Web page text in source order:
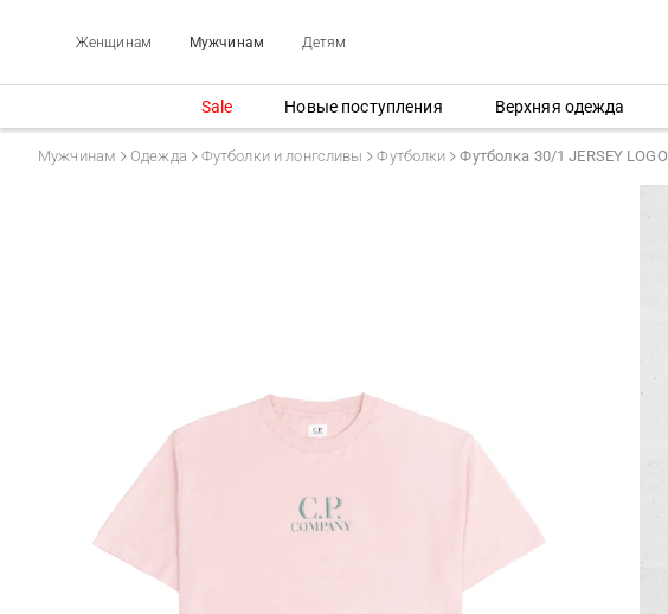
Женщинам Мужчинам Детям
Sale Новые поступления Верхняя одежда
Мужчинам Одежда Футболки и лонгсливы Футболки Футболка 30/1 JERSEY LOGO